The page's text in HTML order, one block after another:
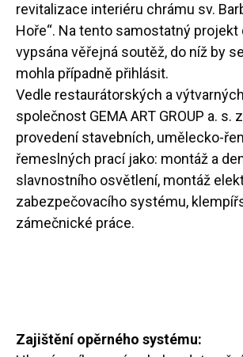
revitalizace interiéru chrámu sv.
Hoře“. Na tento samostatný projekt
vypsána věřejná soutěž, do níž by
mohla případně přihlásit.
Vedle restaurátorských a
společnost GEMA ART GROUP a. s.
provedení stavebních, umělecko-
řemeslných prací jako: montáž a
slavnostního osvětlení, montáž
zabezpečovacího systému,
zámečnické práce.
Zajištění opěrného systému: